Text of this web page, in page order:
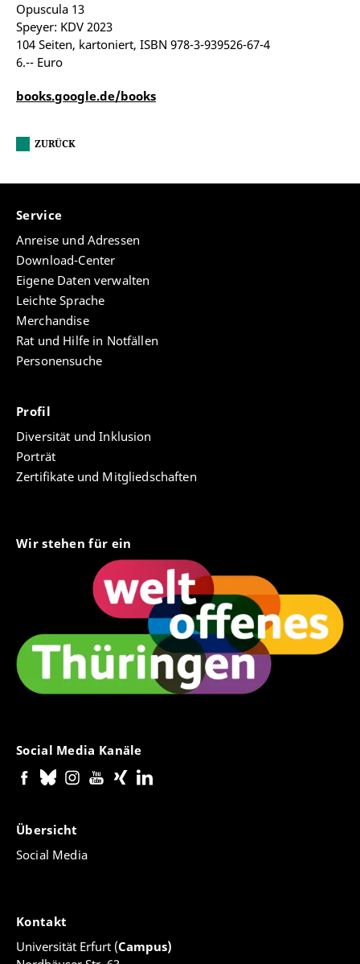
Opuscula 13
Speyer: KDV 2023
104 Seiten, kartoniert, ISBN 978-3-939526-67-4
6.-- Euro
books.google.de/books
ZURÜCK
Service
Anreise und Adressen
Download-Center
Eigene Daten verwalten
Leichte Sprache
Merchandise
Rat und Hilfe in Notfällen
Personensuche
Profil
Diversität und Inklusion
Porträt
Zertifikate und Mitgliedschaften
Wir stehen für ein
Social Media Kanäle
Übersicht
Social Media
Kontakt
Universität Erfurt (Campus)